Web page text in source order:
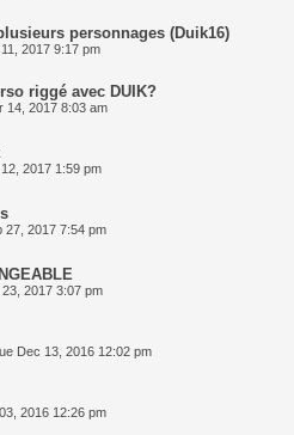
personnages (Duik16)
2017 9:17 pm
riggé avec DUIK?
14, 2017 8:03 am
2017 1:59 pm
27, 2017 7:54 pm
2017 3:07 pm
Dec 13, 2016 12:02 pm
2016 12:26 pm